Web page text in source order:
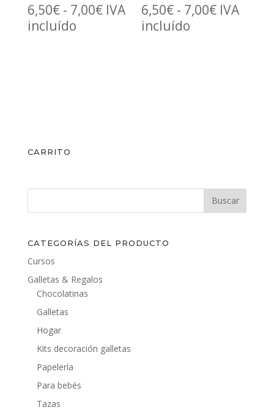
6,50€ - 7,00€Rango
IVA
incluído
6,50€ - 7,00€Rango
IVA
incluído
CARRITO
CATEGORÍAS DEL PRODUCTO
Cursos
Galletas & Regalos
Chocolatinas
Galletas
Hogar
Kits decoración galletas
Papelería
Para bebés
Tazas